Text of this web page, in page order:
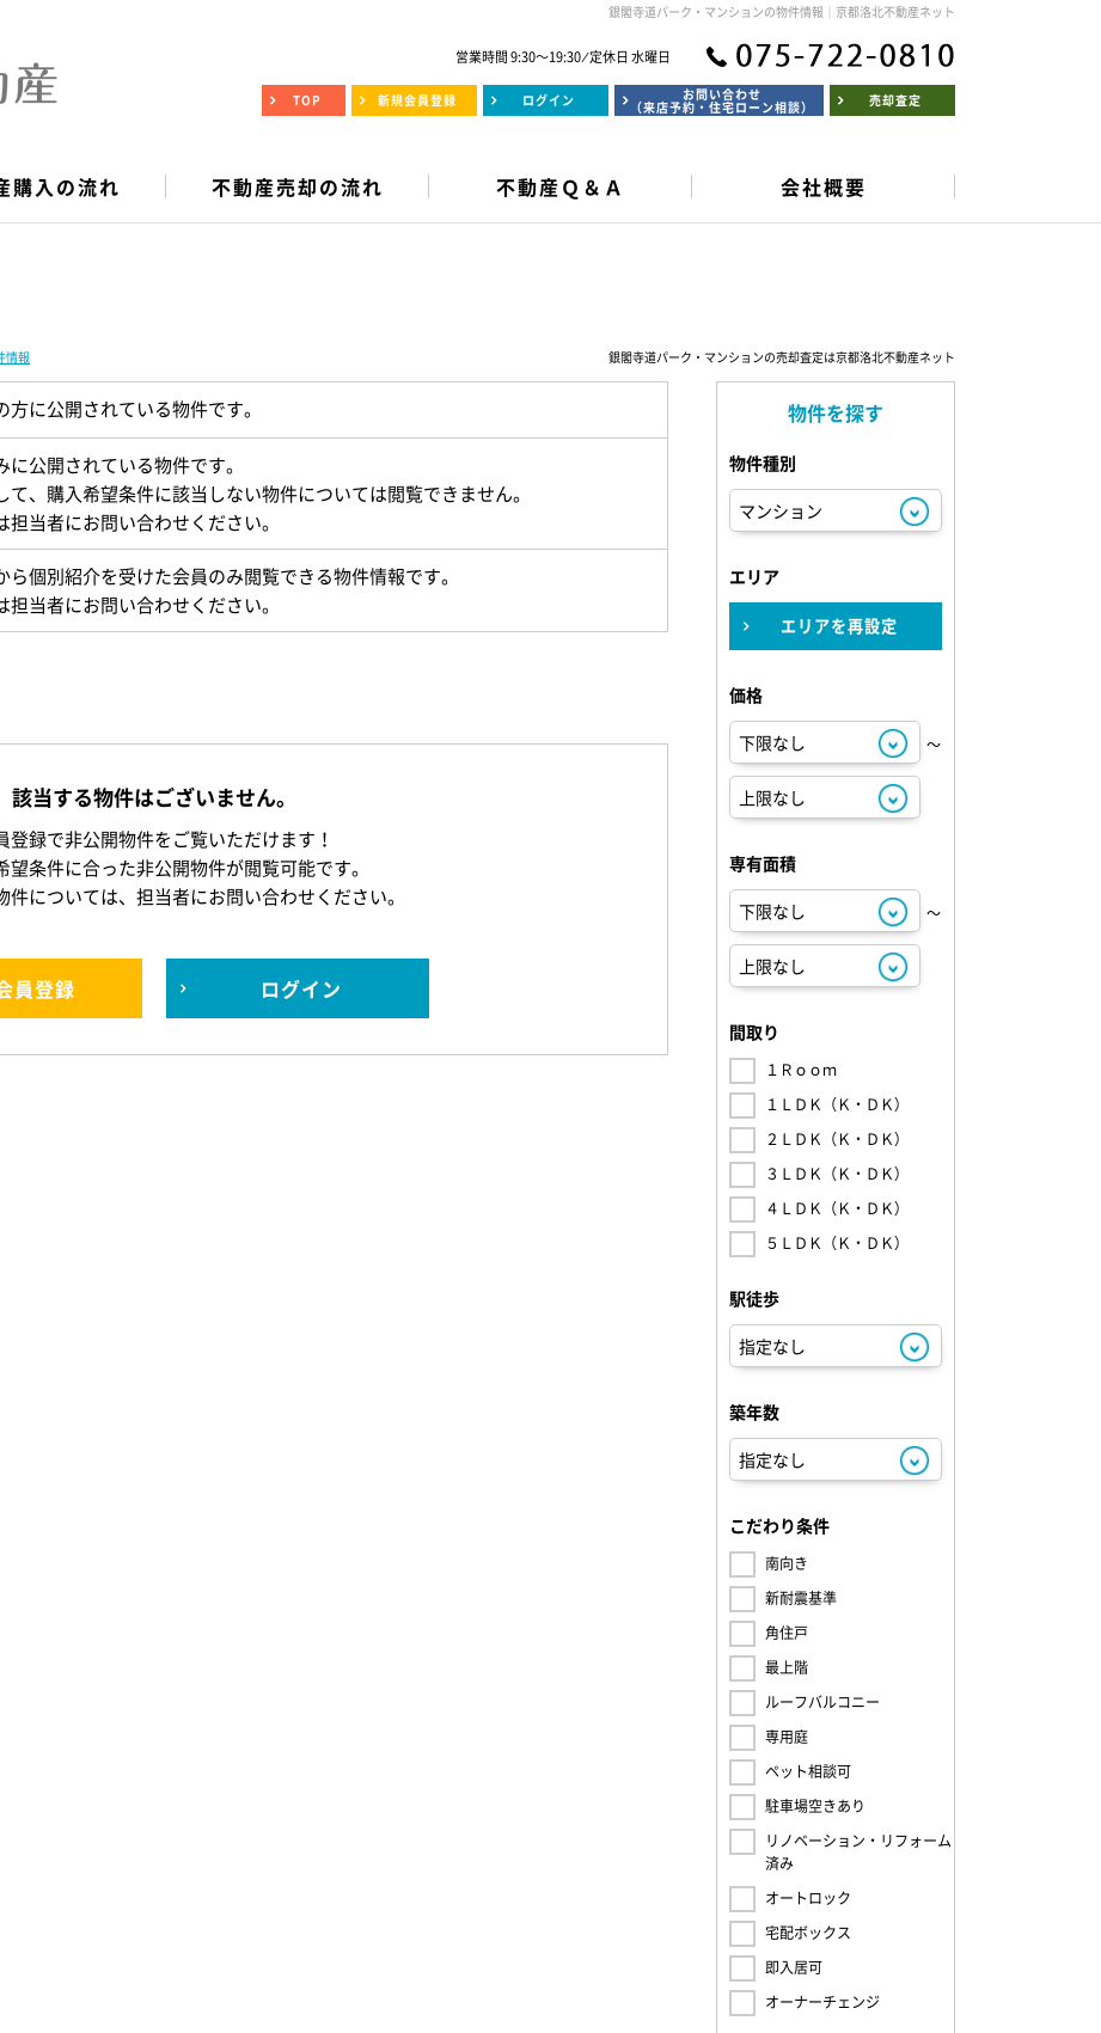
銀閣寺道パーク・マンションの物件情報｜京都洛北不動産ネット
営業時間 9:30～19:30 ⁄ 定休日 水曜日
TOP 新規会員登録 ログイン お問い合わせ
（来店予約・住宅ローン相談） 売却査定
購入の流れ 不動産売却の流れ 不動産Ｑ＆Ａ 会社概要
情報 銀閣寺道パーク・マンションの売却査定は京都洛北不動産ネット
方に公開されている物件です。
に公開されている物件です。
て、購入希望条件に該当しない物件については閲覧できません。
担当者にお問い合わせください。
ら個別紹介を受けた会員のみ閲覧できる物件情報です。
担当者にお問い合わせください。
該当する物件はございません。
登録で非公開物件をご覧いただけます！
条件に合った非公開物件が閲覧可能です。
については、担当者にお問い合わせください。
員登録 ログイン
物件を探す
物件種別
エリア
エリアを再設定
価格
～
専有面積
～
間取り
１Ｒｏｏｍ
１ＬＤＫ（Ｋ・ＤＫ）
２ＬＤＫ（Ｋ・ＤＫ）
３ＬＤＫ（Ｋ・ＤＫ）
４ＬＤＫ（Ｋ・ＤＫ）
５ＬＤＫ（Ｋ・ＤＫ）
駅徒歩
築年数
こだわり条件
南向き
新耐震基準
角住戸
最上階
ルーフバルコニー
専用庭
ペット相談可
駐車場空きあり
リノベーション・リフォーム
済み
オートロック
宅配ボックス
即入居可
オーナーチェンジ